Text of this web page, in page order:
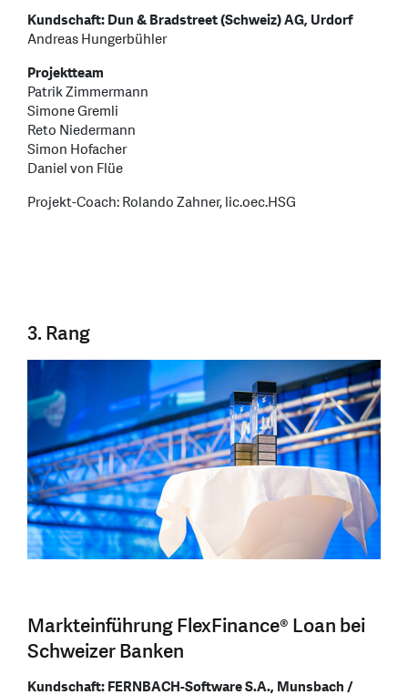
Kundschaft: Dun & Bradstreet (Schweiz) AG, Urdorf
Andreas Hungerbühler
Projektteam
Patrik Zimmermann
Simone Gremli
Reto Niedermann
Simon Hofacher
Daniel von Flüe
Projekt-Coach: Rolando Zahner, lic.oec.HSG
3. Rang
Markteinführung FlexFinance® Loan bei
Schweizer Banken
Kundschaft: FERNBACH-Software S.A., Munsbach /